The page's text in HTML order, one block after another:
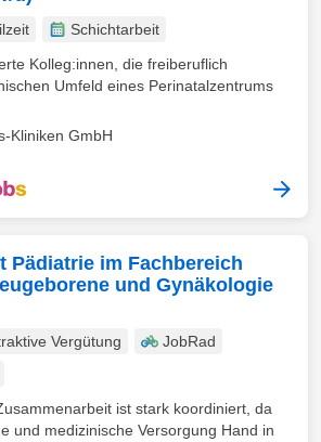
Schichtarbeit
Kolleg:innen, die freiberuflich
Umfeld eines Perinatalzentrums
Kliniken GmbH
Pädiatrie im Fachbereich
und Gynäkologie
Vergütung
JobRad
ist stark koordiniert, da
und medizinische Versorgung Hand in